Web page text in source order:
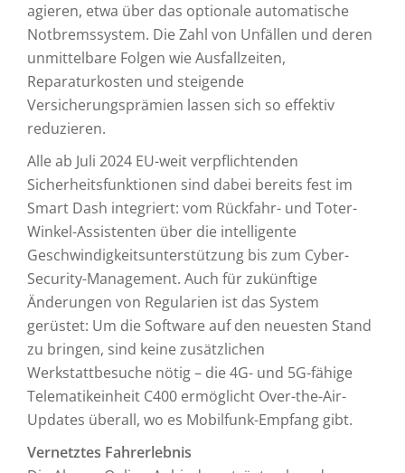
agieren, etwa über das optionale automatische
Notbremssystem. Die Zahl von Unfällen und deren
unmittelbare Folgen wie Ausfallzeiten,
Reparaturkosten und steigende
Versicherungsprämien lassen sich so effektiv
reduzieren.
Alle ab Juli 2024 EU-weit verpflichtenden
Sicherheitsfunktionen sind dabei bereits fest im
Smart Dash integriert: vom Rückfahr- und Toter-
Winkel-Assistenten über die intelligente
Geschwindigkeitsunterstützung bis zum Cyber-
Security-Management. Auch für zukünftige
Änderungen von Regularien ist das System
gerüstet: Um die Software auf den neuesten Stand
zu bringen, sind keine zusätzlichen
Werkstattbesuche nötig – die 4G- und 5G-fähige
Telematikeinheit C400 ermöglicht Over-the-Air-
Updates überall, wo es Mobilfunk-Empfang gibt.
Vernetztes Fahrerlebnis